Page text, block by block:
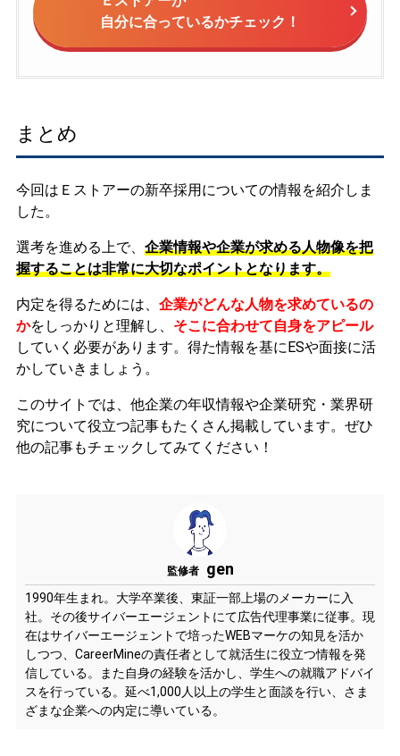
自分に合っているかチェック！
まとめ
今回はＥストアーの新卒採用についての情報を紹介しま
した。
選考を進める上で、 企業情報や企業が求める人物像を把
握することは非常に大切なポイントとなります。
内定を得るためには、 企業がどんな人物を求めているの
かをしっかりと理解し、 そこに合わせて自身をアピール
していく必要があります。 得た情報を基にESや面接に活
かしていきましょう。
このサイトでは、他企業の年収情報や企業研究・業界研
究について役立つ記事もたくさん掲載しています。ぜひ
他の記事もチェックしてみてください！
監修者 gen
1990年生まれ。大学卒業後、東証一部上場のメーカーに入
社。その後サイバーエージェントにて広告代理事業に従事。現
在はサイバーエージェントで培ったWEBマーケの知見を活か
しつつ、CareerMineの責任者として就活生に役立つ情報を発
信している。また自身の経験を活かし、学生への就職アドバイ
スを行っている。延べ1,000人以上の学生と面談を行い、さま
ざまな企業への内定に導いている。